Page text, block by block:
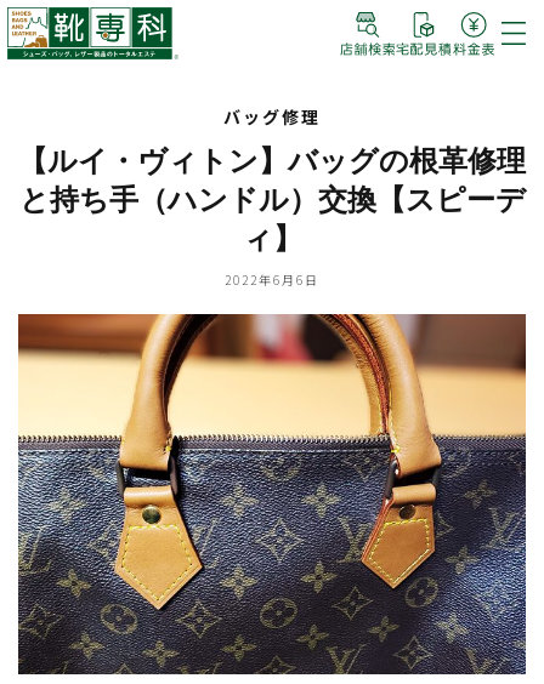
バッグ修理
【ルイ・ヴィトン】バッグの根革修理
と持ち手（ハンドル）交換【スピーデ
ィ】
2022年6月6日